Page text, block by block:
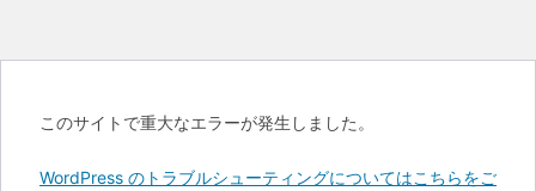
このサイトで重大なエラーが発生しました。
WordPress のトラブルシューティングについてはこちらをご